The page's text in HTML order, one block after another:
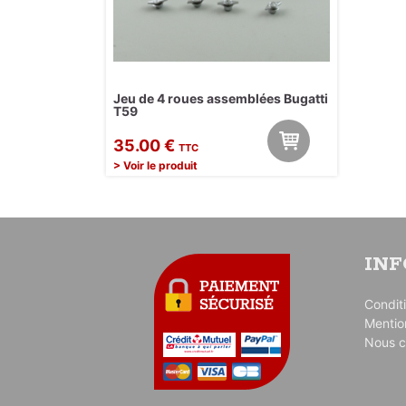
Jeu de 4 roues assemblées Bugatti
T59
35.00 € TTC
> Voir le produit
Nous